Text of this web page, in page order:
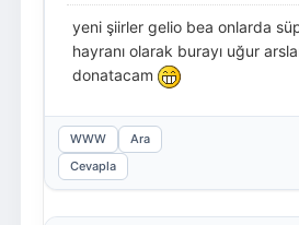
yeni şiirler gelio bea onlarda
hayranı olarak burayı uğur
donatacam
WWW
Ara
Cevapla